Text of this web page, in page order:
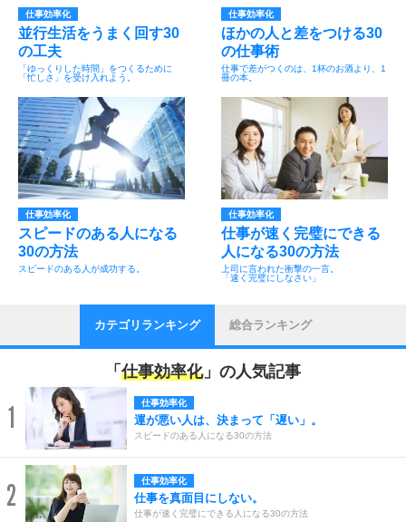
仕事効率化
並行生活をうまく回す30
の工夫
「ゆっくりした時間」をつくるために
「忙しさ」を受け入れよう。
仕事効率化
ほかの人と差をつける30
の仕事術
仕事で差がつくのは、1杯のお酒より、1
冊の本。
仕事効率化
スピードのある人になる
30の方法
スピードのある人が成功する。
仕事効率化
仕事が速く完璧にできる
人になる30の方法
上司に言われた衝撃の一言。
「速く完璧にしなさい」
カテゴリランキング 総合ランキング
「 仕事効率化」の人気記事
1 仕事効率化
運が悪い人は、決まって「遅い」。
スピードのある人になる30の方法
2 仕事効率化
仕事を真面目にしない。
仕事が速く完璧にできる人になる30の方法